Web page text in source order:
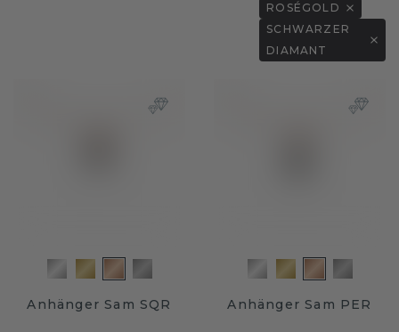
ROSÉGOLD
SCHWARZER
DIAMANT
Anhänger Sam SQR Anhänger Sam PER